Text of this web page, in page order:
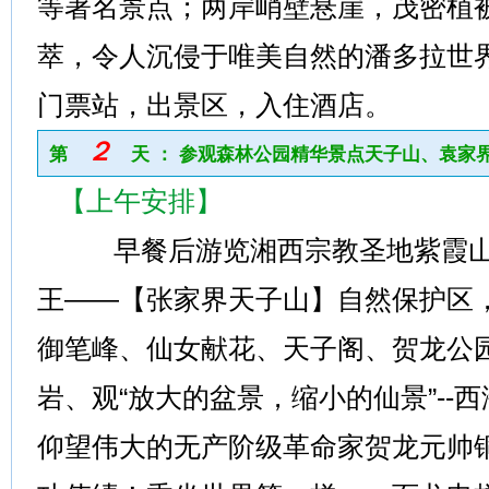
等著名景点；两岸峭壁悬崖，茂密植
萃，令人沉侵于唯美自然的潘多拉世
门票站，出景区，入住酒店。
第 ２ 天 ： 参观森林公园精华景点天子山、袁家
【上午安排】
早餐后游览湘西宗教圣地紫霞
王——【张家界天子山】自然保护区
御笔峰、仙女献花、天子阁、贺龙公
岩、观“放大的盆景，缩小的仙景”--
仰望伟大的无产阶级革命家贺龙元帅